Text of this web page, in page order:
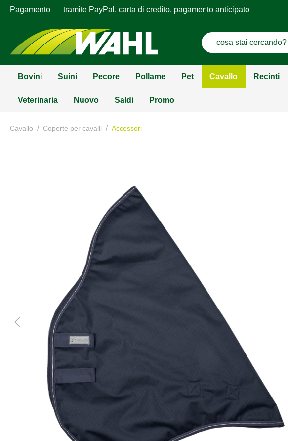
Pagamento tramite PayPal, carta di credito, pagamento anticipato
Bovini Suini Pecore Pollame Pet Cavallo Recinti
Veterinaria Nuovo Saldi Promo
Cavallo / Coperte per cavalli / Accessori